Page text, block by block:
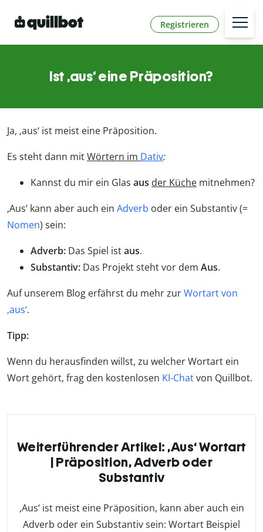
Registrieren
Ist ‚aus‘ eine Präposition?
Ja, ‚aus‘ ist meist eine Präposition.
Es steht dann mitWörtern im Dativ:
Kannst du mir ein Glas aus der Küche mitnehmen?
‚Aus‘ kann aber auch ein Adverb oder ein Substantiv (=
Nomen) sein:
Adverb: Das Spiel istaus.
Substantiv: Das Projekt steht vor dem Aus.
Auf unserem Blog erfährst du mehr zurWortart von
‚aus‘.
Tipp:
Wenn du herausfinden willst, zu welcher Wortart ein
Wort gehört, frag den kostenlosen KI-Chatvon Quillbot.
Weiterführender Artikel: ‚Aus‘ Wortart
| Präposition, Adverb oder
Substantiv
‚Aus‘ ist meist eine Präposition, kann aber auch ein
Adverb oder ein Substantiv sein: Wortart Beispiel